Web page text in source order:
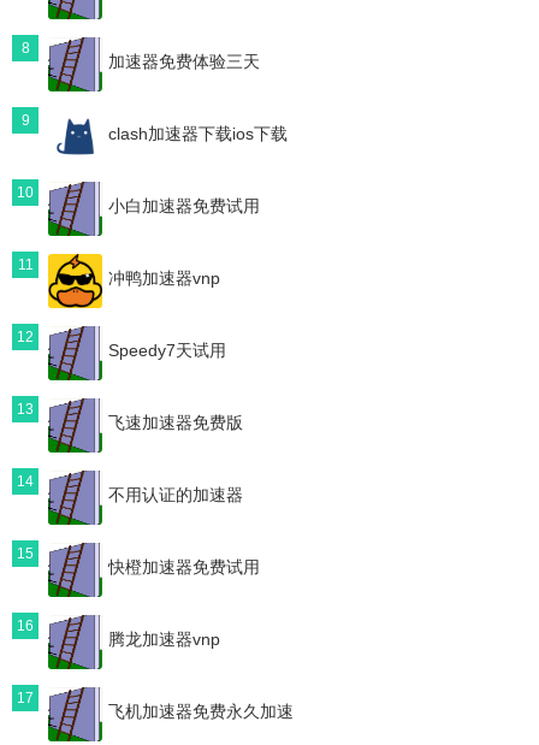
8
加速器免费体验三天
9
clash加速器下载ios下载
10
小白加速器免费试用
11
冲鸭加速器vnp
12
Speedy7天试用
13
飞速加速器免费版
14
不用认证的加速器
15
快橙加速器免费试用
16
腾龙加速器vnp
17
飞机加速器免费永久加速